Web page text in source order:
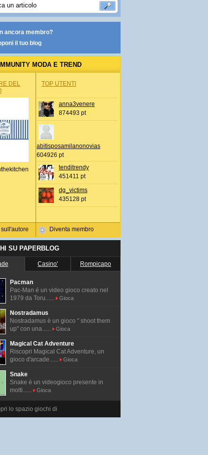
ancora membro?
il tuo blog
MODA E TREND
DEL
sull'autore
TOP UTENTI
anna3venere
874493 pt
abitisposamilanonovias
604926 pt
tenditrendy
451411 pt
dg_victims
435128 pt
Diventa membro
SU PAPERBLOG
Casino' Rompicapo
Pacman
Pac-Man é un video gioco creato nel
1979 da Toru......
Gioca
Nostradamus
Nostradamus è un gioco " shoot them
up" con una......
Gioca
Magical Cat Adventure
Riscopri Magical Cat Adventure, un
gioco d'arcade......
Gioca
Snake
Snake è un videogioco presente in
molti......
Gioca
lo spazio giochi di